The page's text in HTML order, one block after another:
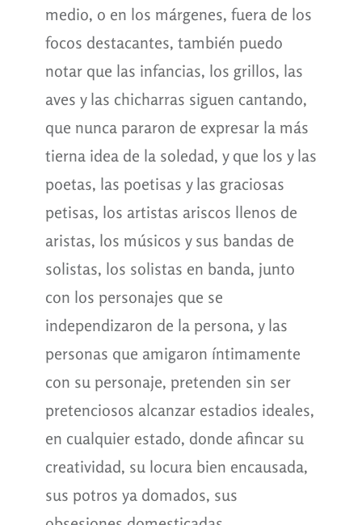
medio, o en los márgenes, fuera de los
focos destacantes, también puedo
notar que las infancias, los grillos, las
aves y las chicharras siguen cantando,
que nunca pararon de expresar la más
tierna idea de la soledad, y que los y las
poetas, las poetisas y las graciosas
petisas, los artistas ariscos llenos de
aristas, los músicos y sus bandas de
solistas, los solistas en banda, junto
con los personajes que se
independizaron de la persona, y las
personas que amigaron íntimamente
con su personaje, pretenden sin ser
pretenciosos alcanzar estadios ideales,
en cualquier estado, donde afincar su
creatividad, su locura bien encausada,
sus potros ya domados, sus